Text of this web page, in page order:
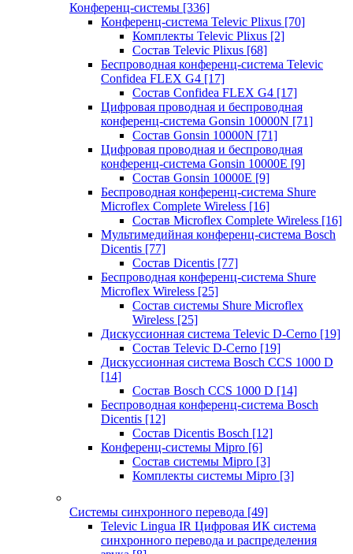
Конференц-системы [336]
Конференц-система Televic Plixus [70]
Комплекты Televic Plixus [2]
Состав Televic Plixus [68]
Беспроводная конференц-система Televic
Confidea FLEX G4 [17]
Состав Confidea FLEX G4 [17]
Цифровая проводная и беспроводная
конференц-система Gonsin 10000N [71]
Состав Gonsin 10000N [71]
Цифровая проводная и беспроводная
конференц-система Gonsin 10000E [9]
Состав Gonsin 10000E [9]
Беспроводная конференц-система Shure
Microflex Complete Wireless [16]
Состав Microflex Complete Wireless [16]
Мультимедийная конференц-система Bosch
Dicentis [77]
Состав Dicentis [77]
Беспроводная конференц-система Shure
Microflex Wireless [25]
Состав системы Shure Microflex
Wireless [25]
Дискуссионная система Televic D-Cerno [19]
Состав Televic D-Cerno [19]
Дискуссионная система Bosch CCS 1000 D
[14]
Состав Bosch CCS 1000 D [14]
Беспроводная конференц-система Bosch
Dicentis [12]
Состав Dicentis Bosch [12]
Конференц-системы Mipro [6]
Состав системы Mipro [3]
Комплекты системы Mipro [3]
Системы синхронного перевода [49]
Televic Lingua IR Цифровая ИК система
синхронного перевода и распределения